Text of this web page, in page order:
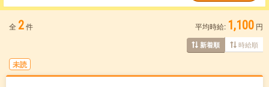
全 2件 平均時給: 1,100 円
新着順 時給順
未読